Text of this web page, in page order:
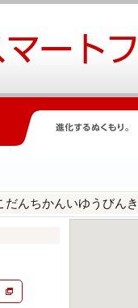
だんちかんいゆうびん